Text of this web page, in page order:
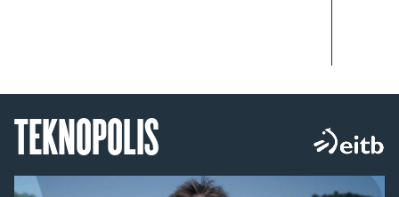
TEKNOPOLIS